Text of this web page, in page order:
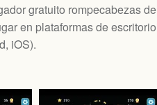
gratuito rompecabezas de
en plataformas de escritorio
iOS).